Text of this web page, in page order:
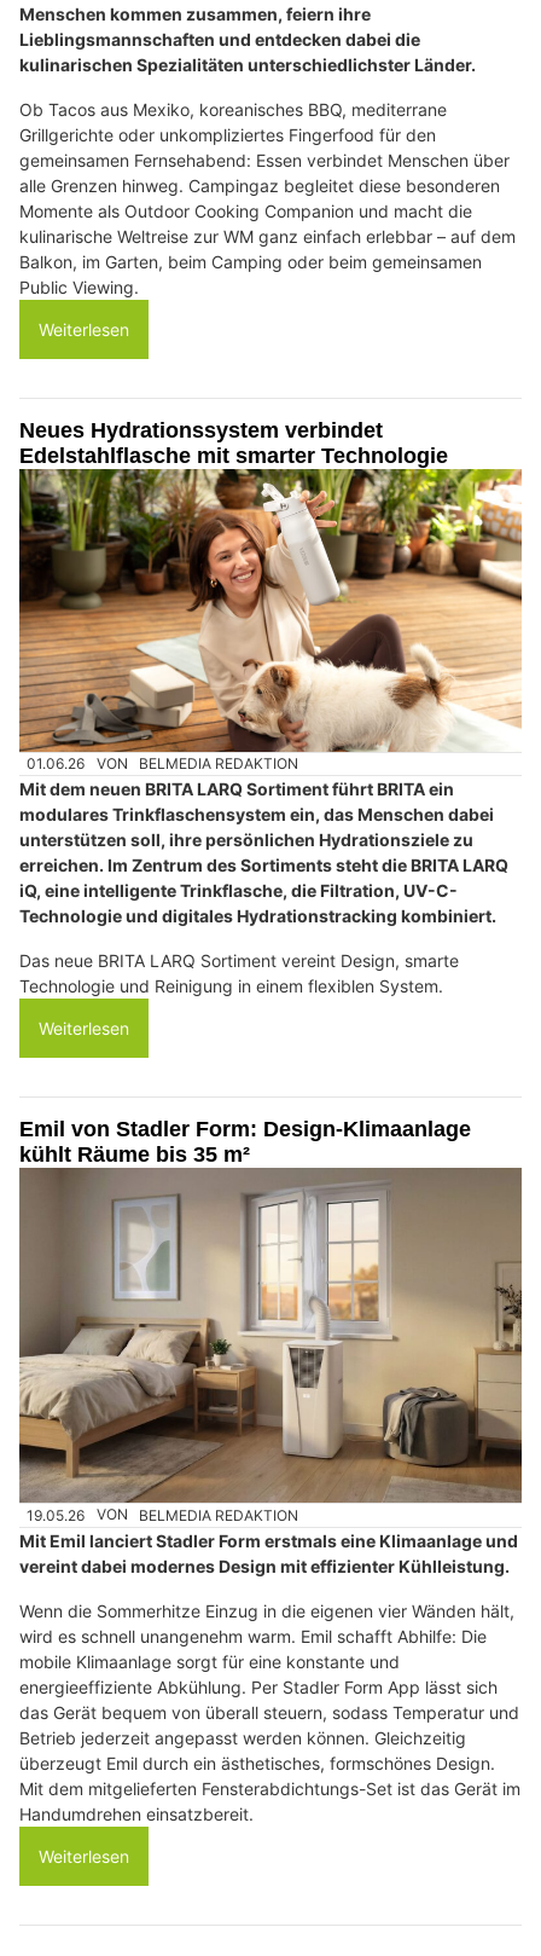
Menschen kommen zusammen, feiern ihre
Lieblingsmannschaften und entdecken dabei die
kulinarischen Spezialitäten unterschiedlichster Länder.
Ob Tacos aus Mexiko, koreanisches BBQ, mediterrane
Grillgerichte oder unkompliziertes Fingerfood für den
gemeinsamen Fernsehabend: Essen verbindet Menschen über
alle Grenzen hinweg. Campingaz begleitet diese besonderen
Momente als Outdoor Cooking Companion und macht die
kulinarische Weltreise zur WM ganz einfach erlebbar – auf dem
Balkon, im Garten, beim Camping oder beim gemeinsamen
Public Viewing.
Weiterlesen
Neues Hydrationssystem verbindet
Edelstahlflasche mit smarter Technologie
01.06.26 VON BELMEDIA REDAKTION
Mit dem neuen BRITA LARQ Sortiment führt BRITA ein
modulares Trinkflaschensystem ein, das Menschen dabei
unterstützen soll, ihre persönlichen Hydrationsziele zu
erreichen. Im Zentrum des Sortiments steht die BRITA LARQ
iQ, eine intelligente Trinkflasche, die Filtration, UV-C-
Technologie und digitales Hydrationstracking kombiniert.
Das neue BRITA LARQ Sortiment vereint Design, smarte
Technologie und Reinigung in einem flexiblen System.
Weiterlesen
Emil von Stadler Form: Design-Klimaanlage
kühlt Räume bis 35 m²
19.05.26 VON BELMEDIA REDAKTION
Mit Emil lanciert Stadler Form erstmals eine Klimaanlage und
vereint dabei modernes Design mit effizienter Kühlleistung.
Wenn die Sommerhitze Einzug in die eigenen vier Wänden hält,
wird es schnell unangenehm warm. Emil schafft Abhilfe: Die
mobile Klimaanlage sorgt für eine konstante und
energieeffiziente Abkühlung. Per Stadler Form App lässt sich
das Gerät bequem von überall steuern, sodass Temperatur und
Betrieb jederzeit angepasst werden können. Gleichzeitig
überzeugt Emil durch ein ästhetisches, formschönes Design.
Mit dem mitgelieferten Fensterabdichtungs-Set ist das Gerät im
Handumdrehen einsatzbereit.
Weiterlesen